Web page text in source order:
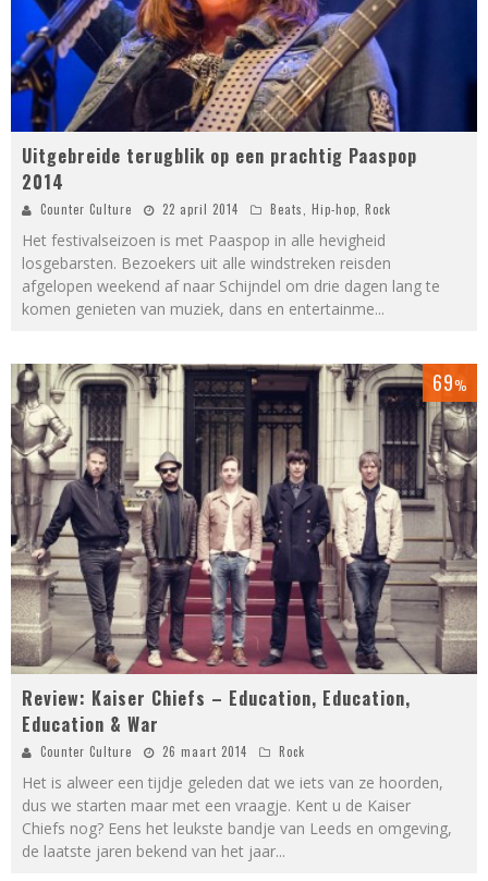
Uitgebreide terugblik op een prachtig Paaspop
2014
Counter Culture 22 april 2014 Beats Hip-hop Rock
Het festivalseizoen is met Paaspop in alle hevigheid
losgebarsten. Bezoekers uit alle windstreken reisden
afgelopen weekend af naar Schijndel om drie dagen lang te
komen genieten van muziek, dans en entertainme...
69%
Review: Kaiser Chiefs – Education, Education,
Education & War
Counter Culture 26 maart 2014 Rock
Het is alweer een tijdje geleden dat we iets van ze hoorden,
dus we starten maar met een vraagje. Kent u de Kaiser
Chiefs nog? Eens het leukste bandje van Leeds en omgeving,
de laatste jaren bekend van het jaar...